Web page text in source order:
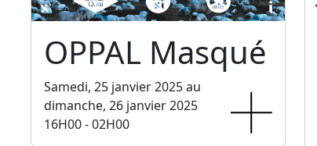
OPPAL Masqué
Samedi, 25 janvier 2025 au
dimanche, 26 janvier 2025
16H00 - 02H00